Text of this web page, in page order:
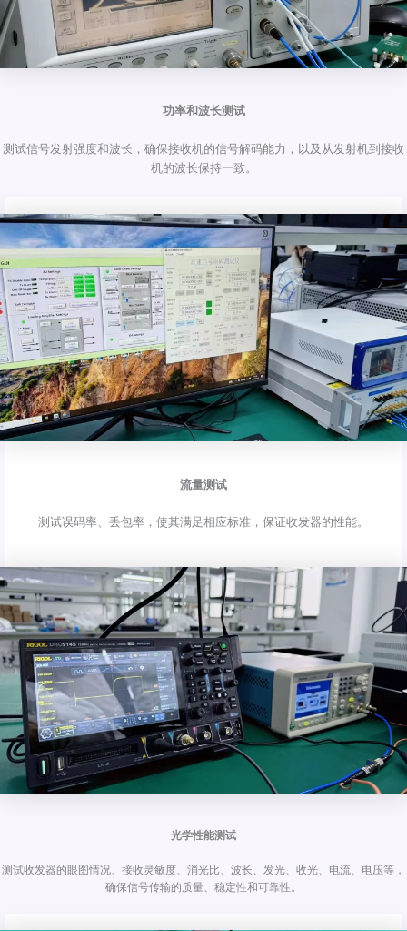
功率和波长测试
测试信号发射强度和波长，确保接收机的信号解码能力，以及从发射机到接收
机的波长保持一致。
流量测试
测试误码率、丢包率，使其满足相应标准，保证收发器的性能。
光学性能测试
测试收发器的眼图情况、接收灵敏度、消光比、波长、发光、收光、电流、电压等，
确保信号传输的质量、稳定性和可靠性。